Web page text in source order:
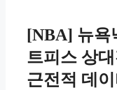
[NBA] 뉴욕
트피스 상
근전적 데